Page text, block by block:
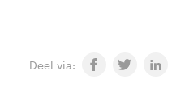
Deel via: